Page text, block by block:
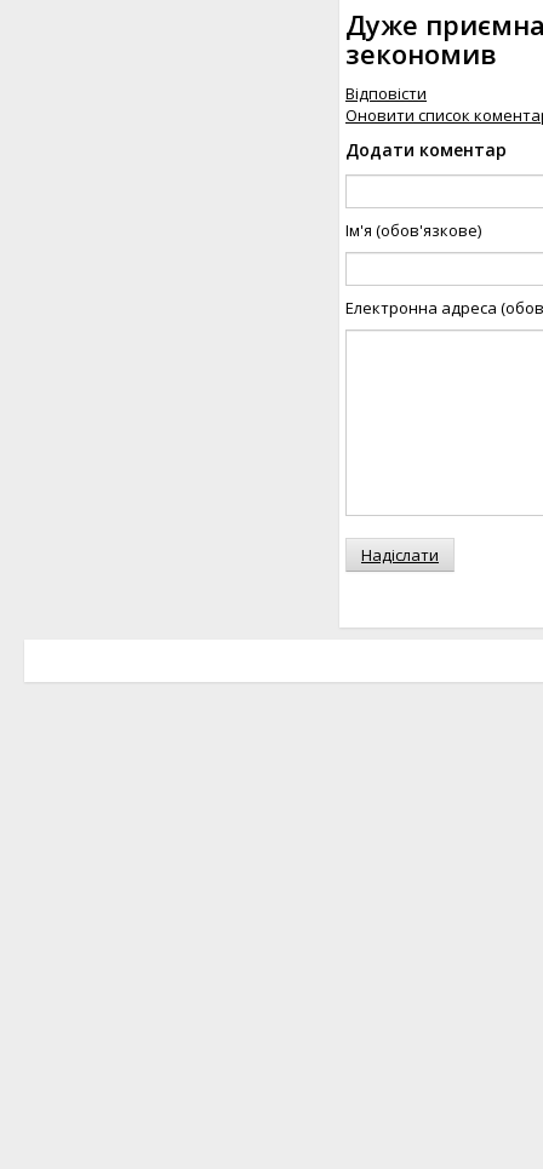
Дуже приємна
зекономив
Відповісти
Оновити список
Додати коментар
Ім'я (обов'язкове)
Електронна адреса
Надіслати